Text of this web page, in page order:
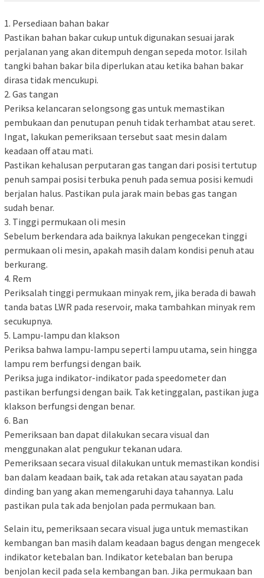
1. Persediaan bahan bakar
Pastikan bahan bakar cukup untuk digunakan sesuai jarak
perjalanan yang akan ditempuh dengan sepeda motor. Isilah
tangki bahan bakar bila diperlukan atau ketika bahan bakar
dirasa tidak mencukupi.
2. Gas tangan
Periksa kelancaran selongsong gas untuk memastikan
pembukaan dan penutupan penuh tidak terhambat atau seret.
Ingat, lakukan pemeriksaan tersebut saat mesin dalam
keadaan off atau mati.
Pastikan kehalusan perputaran gas tangan dari posisi tertutup
penuh sampai posisi terbuka penuh pada semua posisi kemudi
berjalan halus. Pastikan pula jarak main bebas gas tangan
sudah benar.
3. Tinggi permukaan oli mesin
Sebelum berkendara ada baiknya lakukan pengecekan tinggi
permukaan oli mesin, apakah masih dalam kondisi penuh atau
berkurang.
4. Rem
Periksalah tinggi permukaan minyak rem, jika berada di bawah
tanda batas LWR pada reservoir, maka tambahkan minyak rem
secukupnya.
5. Lampu-lampu dan klakson
Periksa bahwa lampu-lampu seperti lampu utama, sein hingga
lampu rem berfungsi dengan baik.
Periksa juga indikator-indikator pada speedometer dan
pastikan berfungsi dengan baik. Tak ketinggalan, pastikan juga
klakson berfungsi dengan benar.
6. Ban
Pemeriksaan ban dapat dilakukan secara visual dan
menggunakan alat pengukur tekanan udara.
Pemeriksaan secara visual dilakukan untuk memastikan kondisi
ban dalam keadaan baik, tak ada retakan atau sayatan pada
dinding ban yang akan memengaruhi daya tahannya. Lalu
pastikan pula tak ada benjolan pada permukaan ban.
Selain itu, pemeriksaan secara visual juga untuk memastikan
kembangan ban masih dalam keadaan bagus dengan mengecek
indikator ketebalan ban. Indikator ketebalan ban berupa
benjolan kecil pada sela kembangan ban. Jika permukaan ban